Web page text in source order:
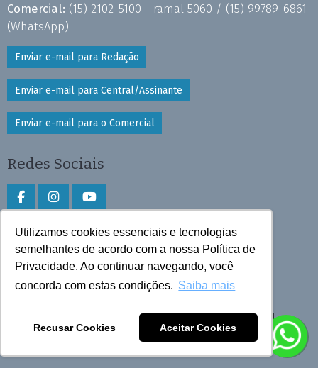
Utilizamos cookies essenciais e tecnologias
semelhantes de acordo com a nossa Política de
Privacidade. Ao continuar navegando, você
concorda com estas condições. Saiba mais
Recusar Cookies Aceitar Cookies
Comercial: (15) 2102-5100 - ramal 5060 / (15) 99789-6861
(WhatsApp)
Enviar e-mail para Redação
Enviar e-mail para Central/Assinante
Enviar e-mail para o Comercial
Redes Sociais
Faça download do aplicativo
Play Store e App Store
Todos os direitos reservados © 2026 Cruzeiro do Sul